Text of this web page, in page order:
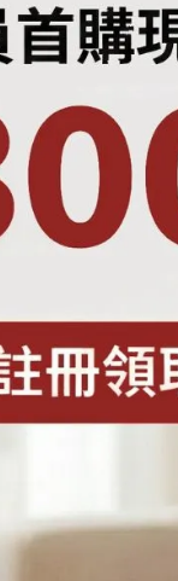
南與注意
必要時補充電解
，加劇腹瀉；
，必須特別注